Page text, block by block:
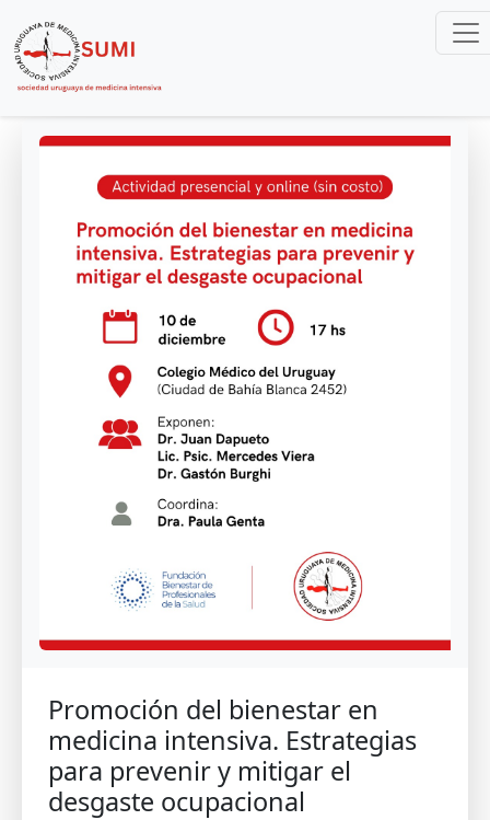
Promoción del bienestar en
medicina intensiva. Estrategias
para prevenir y mitigar el
desgaste ocupacional